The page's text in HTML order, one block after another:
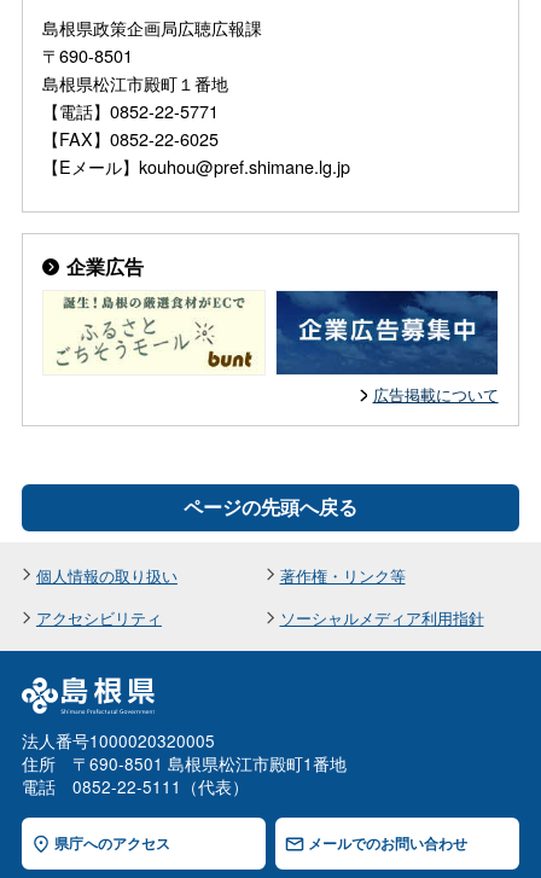
島根県政策企画局広聴広報課
〒690-8501
島根県松江市殿町１番地
【電話】0852-22-5771
【FAX】0852-22-6025
【Eメール】kouhou@pref.shimane.lg.jp
企業広告
広告掲載について
ページの先頭へ戻る
個人情報の取り扱い
著作権・リンク等
アクセシビリティ
ソーシャルメディア利用指針
法人番号1000020320005
住所 〒690-8501 島根県松江市殿町1番地
電話 0852-22-5111（代表）
県庁へのアクセス メールでのお問い合わせ